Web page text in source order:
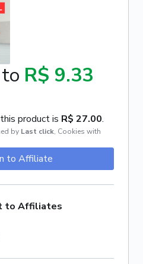
R$ 9.33
product is R$ 27.00.
by Last click, Cookies with
to Affiliate
to Affiliates